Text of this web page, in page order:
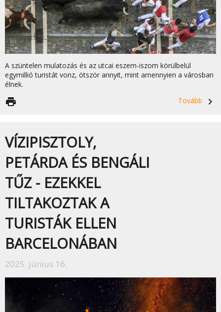
A szüntelen mulatozás és az utcai eszem-iszom körülbelül
egymillió turistát vonz, ötször annyit, mint amennyien a városban
élnek.
Tovább
navigate_next
print
VÍZIPISZTOLY,
PETÁRDA ÉS BENGÁLI
TŰZ - EZEKKEL
TILTAKOZTAK A
TURISTÁK ELLEN
BARCELONÁBAN
2025. június 16.